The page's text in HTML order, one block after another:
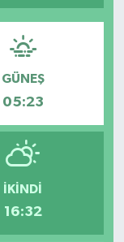
GÜNEŞ
05:23
İKINDI
16:32